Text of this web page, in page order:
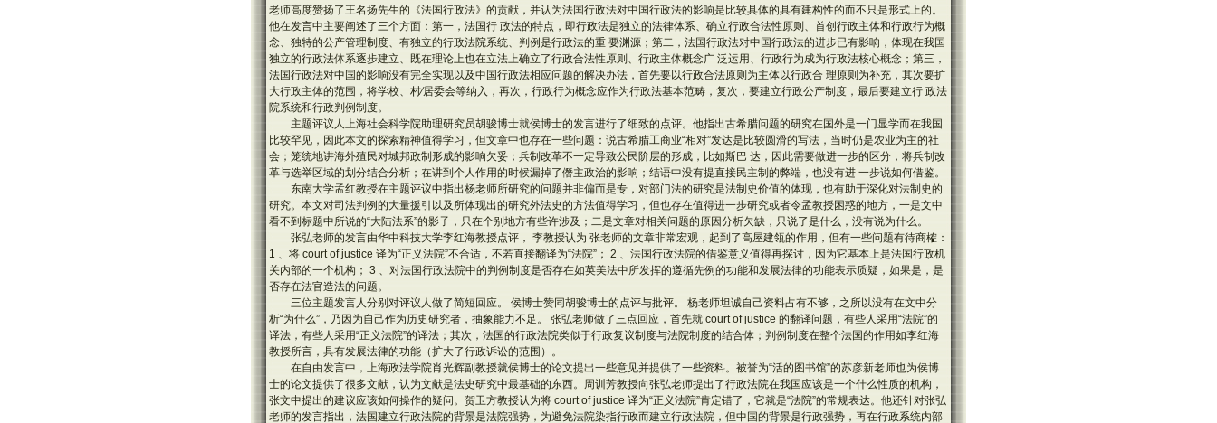
老师高度赞扬了王名扬先生的《法国行政法》的贡献，并认为法国行政法对中国行政法的影响是比较具体的具有建构性的而不只是形式上的。
他在发言中主要阐述了三个方面：第一，法国行 政法的特点，即行政法是独立的法律体系、确立行政合法性原则、首创行政主体和行政行为概
念、独特的公产管理制度、有独立的行政法院系统、判例是行政法的重 要渊源；第二，法国行政法对中国行政法的进步已有影响，体现在我国
独立的行政法体系逐步建立、既在理论上也在立法上确立了行政合法性原则、行政主体概念广 泛运用、行政行为成为行政法核心概念；第三，
法国行政法对中国的影响没有完全实现以及中国行政法相应问题的解决办法，首先要以行政合法原则为主体以行政合 理原则为补充，其次要扩
大行政主体的范围，将学校、村∕居委会等纳入，再次，行政行为概念应作为行政法基本范畴，复次，要建立行政公产制度，最后要建立行 政法
院系统和行政判例制度。
主题评议人上海社会科学院助理研究员胡骏博士就侯博士的发言进行了细致的点评。他指出古希腊问题的研究在国外是一门显学而在我国
比较罕见，因此本文的探索精神值得学习，但文章中也存在一些问题：说古希腊工商业“相对”发达是比较圆滑的写法，当时仍是农业为主的社
会；笼统地讲海外殖民对城邦政制形成的影响欠妥；兵制改革不一定导致公民阶层的形成，比如斯巴 达，因此需要做进一步的区分，将兵制改
革与选举区域的划分结合分析；在讲到个人作用的时候漏掉了僭主政治的影响；结语中没有提直接民主制的弊端，也没有进 一步说如何借鉴。
东南大学孟红教授在主题评议中指出杨老师所研究的问题并非偏而是专，对部门法的研究是法制史价值的体现，也有助于深化对法制史的
研究。本文对司法判例的大量援引以及所体现出的研究外法史的方法值得学习，但也存在值得进一步研究或者令孟教授困惑的地方，一是文中
看不到标题中所说的“大陆法系”的影子，只在个别地方有些许涉及；二是文章对相关问题的原因分析欠缺，只说了是什么，没有说为什么。
张弘老师的发言由华中科技大学李红海教授点评， 李教授认为 张老师的文章非常宏观，起到了高屋建瓴的作用，但有一些问题有待商榷：
1 、将 court of justice 译为“正义法院”不合适，不若直接翻译为“法院”； 2 、法国行政法院的借鉴意义值得再探讨，因为它基本上是法国行政机
关内部的一个机构； 3 、对法国行政法院中的判例制度是否存在如英美法中所发挥的遵循先例的功能和发展法律的功能表示质疑，如果是，是
否存在法官造法的问题。
三位主题发言人分别对评议人做了简短回应。 侯博士赞同胡骏博士的点评与批评。 杨老师坦诚自己资料占有不够，之所以没有在文中分
析“为什么”，乃因为自己作为历史研究者，抽象能力不足。 张弘老师做了三点回应，首先就 court of justice 的翻译问题，有些人采用“法院”的
译法，有些人采用“正义法院”的译法；其次，法国的行政法院类似于行政复议制度与法院制度的结合体；判例制度在整个法国的作用如李红海
教授所言，具有发展法律的功能（扩大了行政诉讼的范围）。
在自由发言中，上海政法学院肖光辉副教授就侯博士的论文提出一些意见并提供了一些资料。被誉为“活的图书馆”的苏彦新老师也为侯博
士的论文提供了很多文献，认为文献是法史研究中最基础的东西。周训芳教授向张弘老师提出了行政法院在我国应该是一个什么性质的机构，
张文中提出的建议应该如何操作的疑问。贺卫方教授认为将 court of justice 译为“正义法院”肯定错了，它就是“法院”的常规表达。他还针对张弘
老师的发言指出，法国建立行政法院的背景是法院强势，为避免法院染指行政而建立行政法院，但中国的背景是行政强势，再在行政系统内部